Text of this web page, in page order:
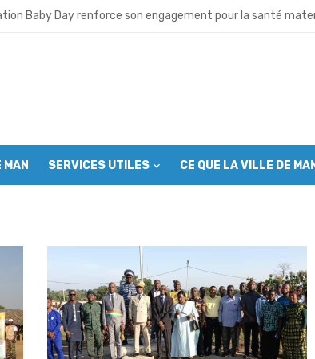
lance ses activités et appelle à l’union des cadres
neuve avant la fête nationale : Le Grand ménage mobilise
déchet”: Plus de 1000 jeunes mobilisés à Man pour assainir
intensifie ses efforts pour sortir la réserve de la liste du
: Le SYNAVICI réclame un audit du collège des
prend les rênes du SYNAVICI dans le Grand Ouest
SERVICES UTILES CE QUE LA VILLE DE